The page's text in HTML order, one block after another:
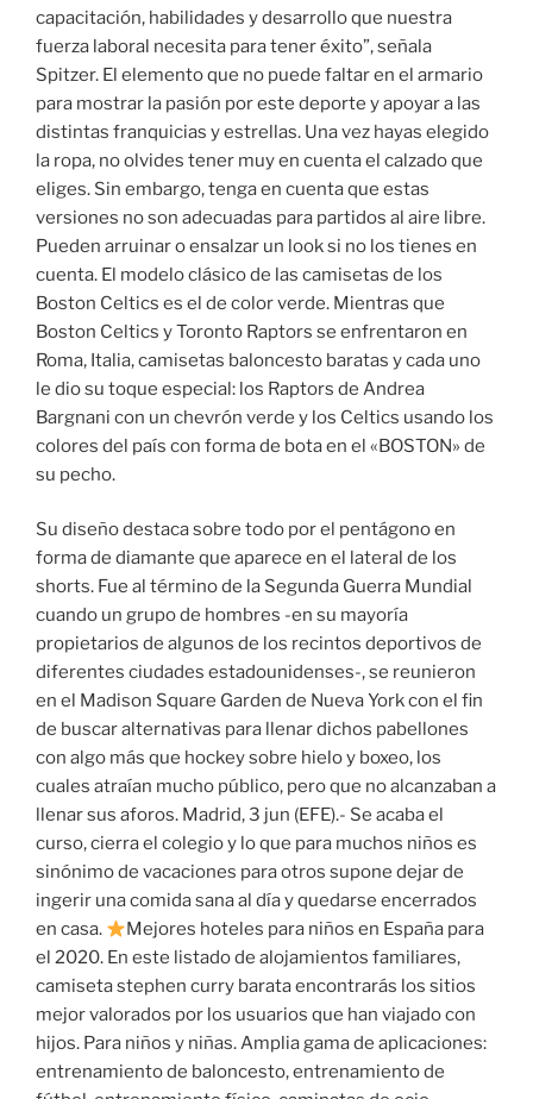
capacitación, habilidades y desarrollo que nuestra
fuerza laboral necesita para tener éxito”, señala
Spitzer. El elemento que no puede faltar en el armario
para mostrar la pasión por este deporte y apoyar a las
distintas franquicias y estrellas. Una vez hayas elegido
la ropa, no olvides tener muy en cuenta el calzado que
eliges. Sin embargo, tenga en cuenta que estas
versiones no son adecuadas para partidos al aire libre.
Pueden arruinar o ensalzar un look si no los tienes en
cuenta. El modelo clásico de las camisetas de los
Boston Celtics es el de color verde. Mientras que
Boston Celtics y Toronto Raptors se enfrentaron en
Roma, Italia, camisetas baloncesto baratas y cada uno
le dio su toque especial: los Raptors de Andrea
Bargnani con un chevrón verde y los Celtics usando los
colores del país con forma de bota en el «BOSTON» de
su pecho.
Su diseño destaca sobre todo por el pentágono en
forma de diamante que aparece en el lateral de los
shorts. Fue al término de la Segunda Guerra Mundial
cuando un grupo de hombres -en su mayoría
propietarios de algunos de los recintos deportivos de
diferentes ciudades estadounidenses-, se reunieron
en el Madison Square Garden de Nueva York con el fin
de buscar alternativas para llenar dichos pabellones
con algo más que hockey sobre hielo y boxeo, los
cuales atraían mucho público, pero que no alcanzaban a
llenar sus aforos. Madrid, 3 jun (EFE).- Se acaba el
curso, cierra el colegio y lo que para muchos niños es
sinónimo de vacaciones para otros supone dejar de
ingerir una comida sana al día y quedarse encerrados
en casa.
Mejores hoteles para niños en España para
el 2020. En este listado de alojamientos familiares,
camiseta stephen curry barata encontrarás los sitios
mejor valorados por los usuarios que han viajado con
hijos. Para niños y niñas. Amplia gama de aplicaciones:
entrenamiento de baloncesto, entrenamiento de